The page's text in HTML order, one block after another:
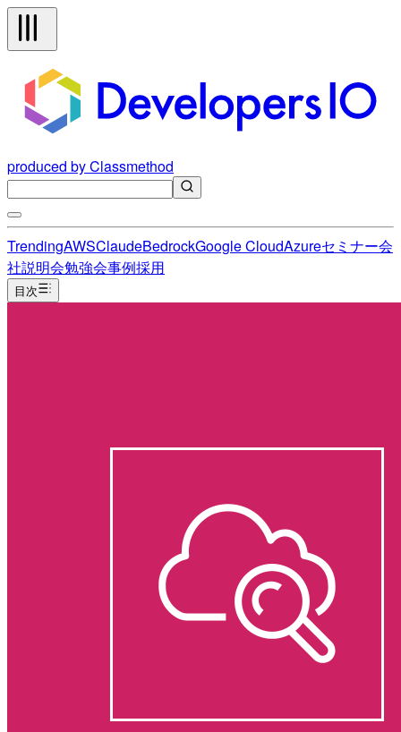
produced by Classmethod
TrendingAWSClaudeBedrockGoogle CloudAzureセミナー会
社説明会勉強会事例採用
目次